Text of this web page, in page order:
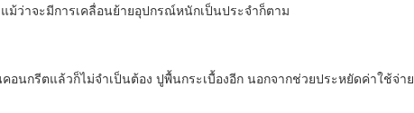
ว่าจะมีการเคลื่อนย้ายอุปกรณ์หนักเป็นประจำก็ตาม
นกรีตแล้วก็ไม่จำเป็นต้อง ปูพื้นกระเบื้องอีก นอกจากช่วยประหยัดค่าใช้จ่าย